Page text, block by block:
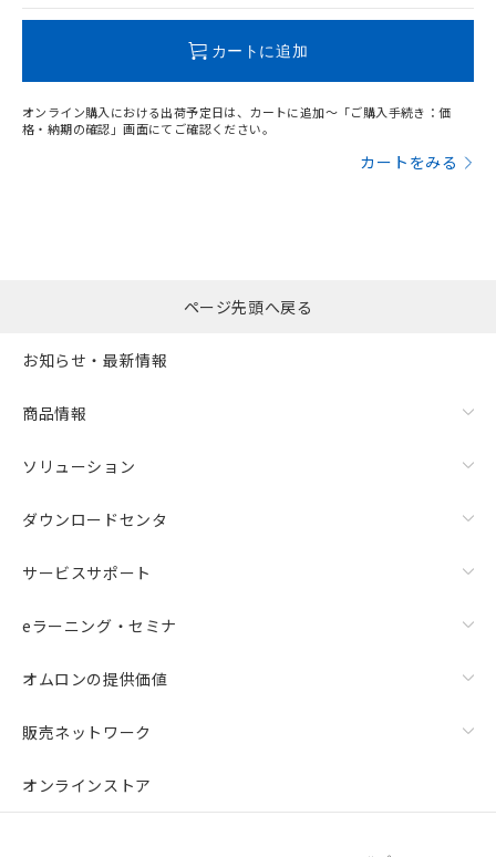
カートに追加
オンライン購入における出荷予定日は、カートに追加～「ご購入手続き：価
格・納期の確認」画面にてご確認ください。
カートをみる
ページ先頭へ戻る
お知らせ・最新情報
商品情報
ソリューション
ダウンロードセンタ
サービスサポート
eラーニング・セミナ
オムロンの提供価値
販売ネットワーク
オンラインストア